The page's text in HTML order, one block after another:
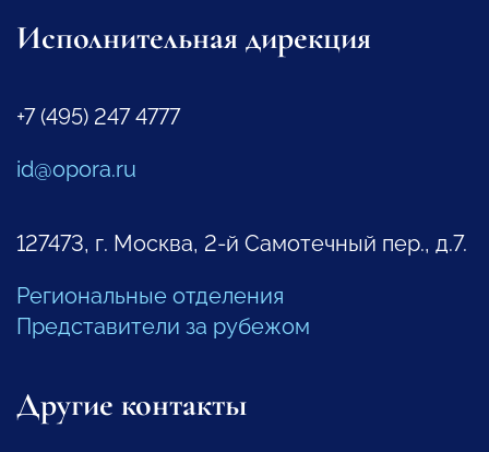
Исполнительная дирекция
+7 (495) 247 4777
id@opora.ru
127473, г. Москва, 2-й Самотечный пер., д.7.
Региональные отделения
Представители за рубежом
Другие контакты